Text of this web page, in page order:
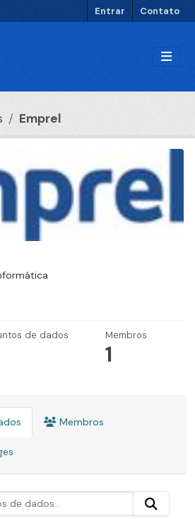
Entrar Contato
Emprel
de dados Membros
1
Membros